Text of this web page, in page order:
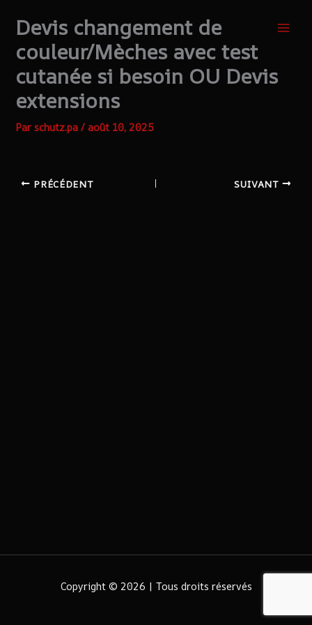
Devis changement de
couleur/Mèches avec test
cutanée si besoin OU Devis
extensions
Parschutz.pa/août 10, 2025
PRÉCÉDENT SUIVANT
Copyright © 2026 | Tous droits réservés